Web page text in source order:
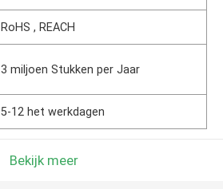
RoHS , REACH
3 miljoen Stukken per Jaar
5-12 het werkdagen
Bekijk meer